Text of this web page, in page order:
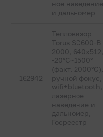
ное наведение
и дальномер
162942
Тепловизор
Torus SC600-B
2000, 640х512,
-20°C~1500°
(факт. 2000°C),
ручной фокус,
wifi+bluetooth,
лазерное
наведение и
дальномер,
Госреестр